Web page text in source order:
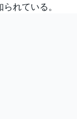
れている。